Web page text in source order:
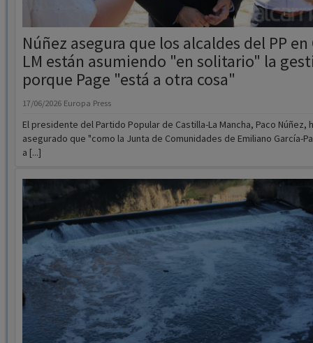
LM están asumiendo "en solitario" la
porque Page "está a otra cosa"
Europa Press
El presidente del Partido Popular de Castilla-La Mancha, Paco Núñez,
asegurado que "como la Junta de Comunidades de Emiliano García-
a [...]